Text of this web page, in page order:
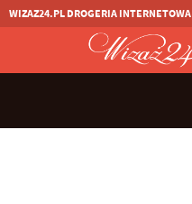
WIZAZ24.PL DROGERIA INTERNETOWA